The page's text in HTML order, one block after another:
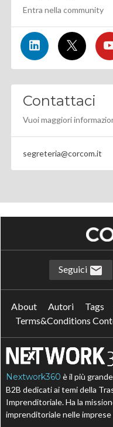
Entra nella community
Contattaci
Vuoi maggiori
segreteria@corcom.it
Seguici
About Autori Tags
Terms&Conditions
Nextwork360 è il più
B2B dedicati ai temi della
Imprenditoriale. Ha la
imprenditoriale nelle